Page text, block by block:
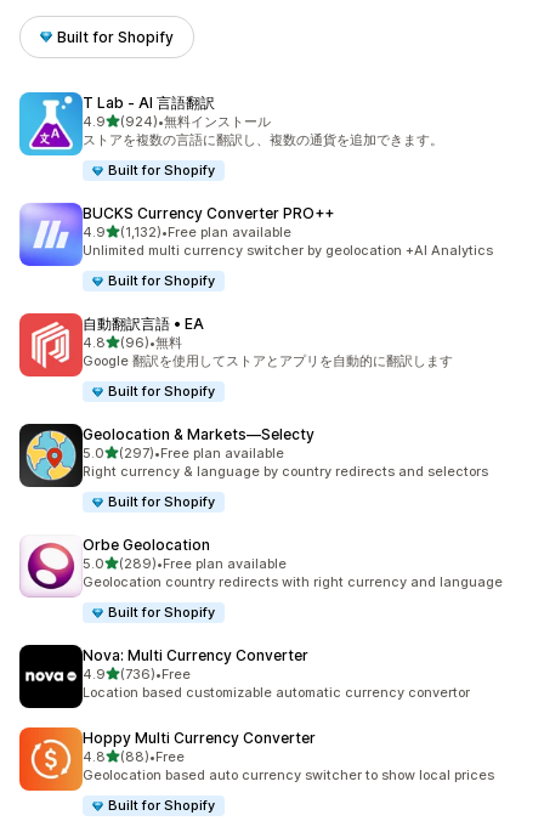
Built for Shopify
T Lab ‑ AI 言語翻訳
4.95つ星中
(924)
合計レビュー数：924件
•無料インストール
ストアを複数の言語に翻訳し、複数の通貨を追加できます。
Built for Shopify
BUCKS Currency Converter PRO++
4.95つ星中
(1,132)
合計レビュー数：1132件
•Free plan available
Unlimited multi currency switcher by geolocation +AI Analytics
Built for Shopify
自動翻訳言語 • EA
4.85つ星中
(96)
合計レビュー数：96件
•無料
Google 翻訳を使用してストアとアプリを自動的に翻訳します
Built for Shopify
Geolocation & Markets—Selecty
5.05つ星中
(297)
合計レビュー数：297件
•Free plan available
Right currency & language by country redirects and selectors
Built for Shopify
Orbe Geolocation
5.05つ星中
(289)
合計レビュー数：289件
•Free plan available
Geolocation country redirects with right currency and language
Built for Shopify
Nova: Multi Currency Converter
4.95つ星中
(736)
合計レビュー数：736件
•Free
Location based customizable automatic currency convertor
Hoppy Multi Currency Converter
4.85つ星中
(88)
合計レビュー数：88件
•Free
Geolocation based auto currency switcher to show local prices
Built for Shopify